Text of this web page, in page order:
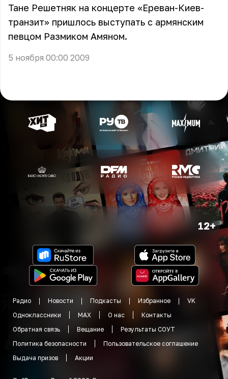
Тане Решетняк на концерте «Ереван-Киев-
транзит» пришлось выступать с армянским
певцом Размиком Амяном.
5 ноября 00:00 2009
12+
Радио Новости Подкасты Избранное
VK
Одноклассники
MAX О нас
Контакты
Обратная связь
Вещание
Результаты СОУТ
Политика безопасности
Пользовательское соглашение
Выдача призов
Акции